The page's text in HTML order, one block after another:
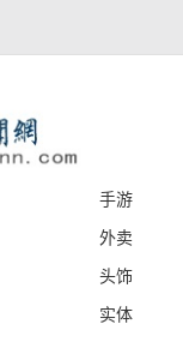
手游
外卖
头饰
实体